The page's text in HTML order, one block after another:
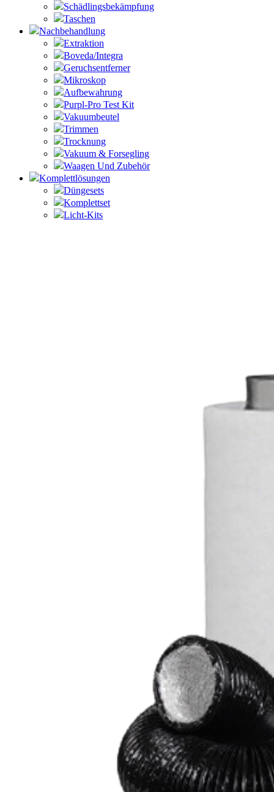
Schädlingsbekämpfung
Taschen
Nachbehandlung
Extraktion
Boveda/Integra
Geruchsentferner
Mikroskop
Aufbewahrung
Purpl-Pro Test Kit
Vakuumbeutel
Trimmen
Trocknung
Vakuum & Forsegling
Waagen Und Zubehör
Komplettlösungen
Düngesets
Komplettset
Licht-Kits